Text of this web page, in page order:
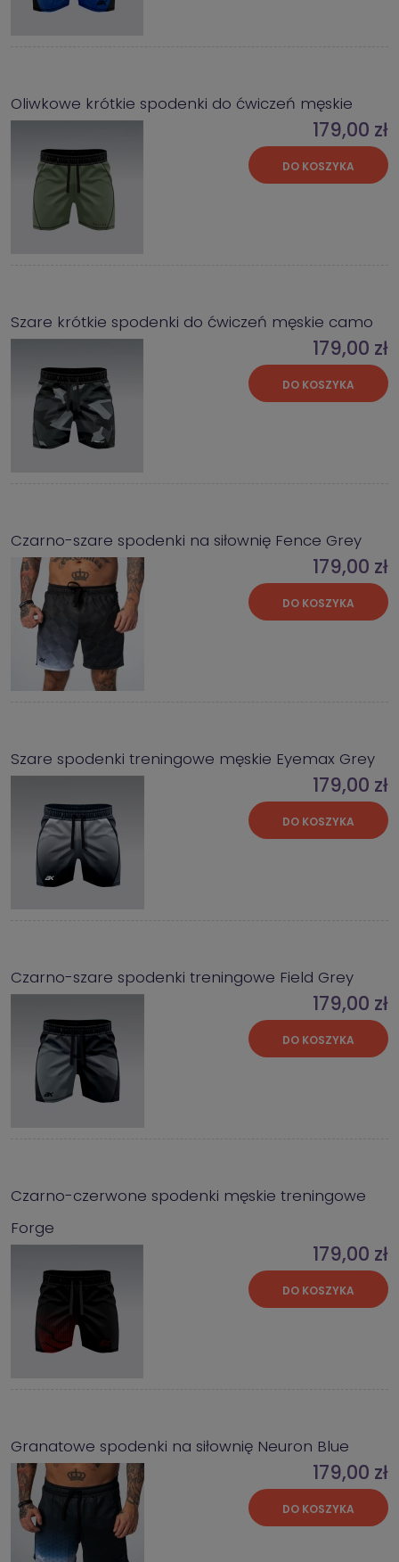
Oliwkowe krótkie spodenki do ćwiczeń męskie
179,00 zł
DO KOSZYKA
Szare krótkie spodenki do ćwiczeń męskie camo
179,00 zł
DO KOSZYKA
Czarno-szare spodenki na siłownię Fence Grey
179,00 zł
DO KOSZYKA
Szare spodenki treningowe męskie Eyemax Grey
179,00 zł
DO KOSZYKA
Czarno-szare spodenki treningowe Field Grey
179,00 zł
DO KOSZYKA
Czarno-czerwone spodenki męskie treningowe
Forge
179,00 zł
DO KOSZYKA
Granatowe spodenki na siłownię Neuron Blue
179,00 zł
DO KOSZYKA